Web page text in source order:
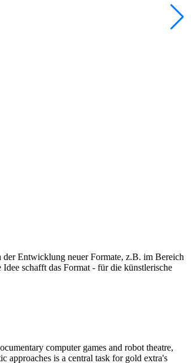
Entwicklung neuer Formate, z.B. im Bereich
schafft das Format - für die künstlerische
computer games and robot theatre,
approaches is a central task for gold extra's